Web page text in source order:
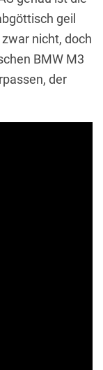
geil
nicht, doch
BMW M3
der